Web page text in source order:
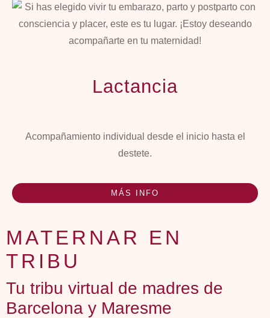
Lactancia
Acompañamiento individual desde el inicio hasta el
destete.
MÁS INFO
MATERNAR EN
TRIBU
Tu tribu virtual de madres de
Barcelona y Maresme